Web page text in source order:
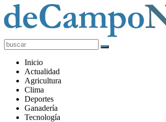
deCampoNoticias
Actualidad
Agropecuaria
Inicio
Actualidad
Agricultura
Clima
Deportes
Ganadería
Tecnología